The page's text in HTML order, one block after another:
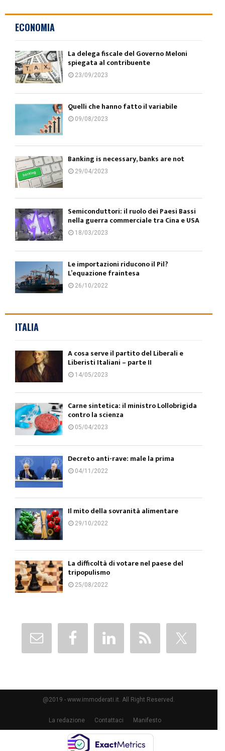
ECONOMIA
La delega fiscale del Governo Meloni
spiegata al contribuente
23/09/2023
Quelli che hanno fatto il variabile
09/08/2023
Banking is necessary, banks are not
29/04/2023
Semiconduttori: il ruolo dei Paesi Bassi
nella guerra commerciale tra Cina e USA
18/03/2023
Le importazioni riducono il Pil?
L’equazione fraintesa
26/10/2022
ITALIA
A cosa serve il partito del Liberali e
Liberisti Italiani – parte II
14/05/2023
Carne sintetica: il ministro Lollobrigida
contro la scienza
05/04/2023
Decreto anti-rave: male la prima
04/11/2022
Il mito della sovranità alimentare
29/10/2022
La difficoltà di votare nel paese del
tripopulismo
25/08/2022
@2019 - www.immoderati.it. All Right Reserved.
La redazione Contattaci Manifesto